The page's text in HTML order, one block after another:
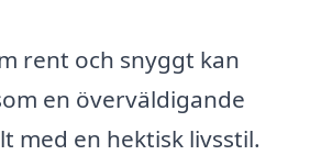
rent och snyggt kan
en överväldigande
med en hektisk livsstil.